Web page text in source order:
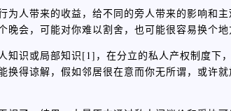
人带来的收益，给不同的旁人带来的影响和
会，可能对你难以割舍，也可能很容易换个地
知识或局部知识[1]，在分立的私人产权制度下
换得谅解，假如邻居很在意而你无所谓，或许